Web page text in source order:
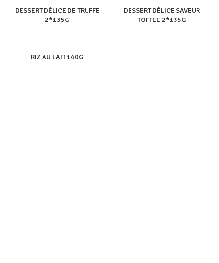
DESSERT DÉLICE DE TRUFFE
2*135G
DESSERT DÉLICE SAVEUR
TOFFEE 2*135G
RIZ AU LAIT 140G